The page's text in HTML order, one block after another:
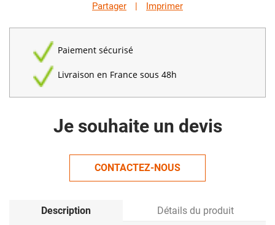
Partager | Imprimer
Paiement sécurisé
Livraison en France sous 48h
Je souhaite un devis
CONTACTEZ-NOUS
Description Détails du produit